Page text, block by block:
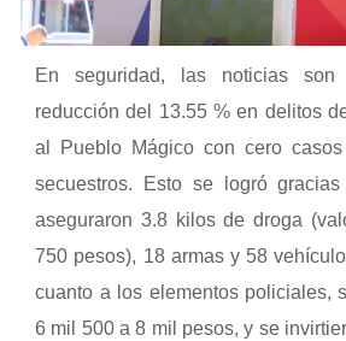
En seguridad, las noticias son
reducción del 13.55 % en delitos
al Pueblo Mágico con cero
secuestros. Esto se logró
aseguraron 3.8 kilos de droga
750 pesos), 18 armas y 58
cuanto a los elementos policiales,
6 mil 500 a 8 mil pesos, y se